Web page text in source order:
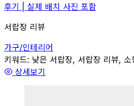
후기 | 실제 배치 사진 포함
서랍장 리뷰
가구/인테리어
관련
키워드: 낮은 서랍장, 서랍장 리뷰, 소
상세보기